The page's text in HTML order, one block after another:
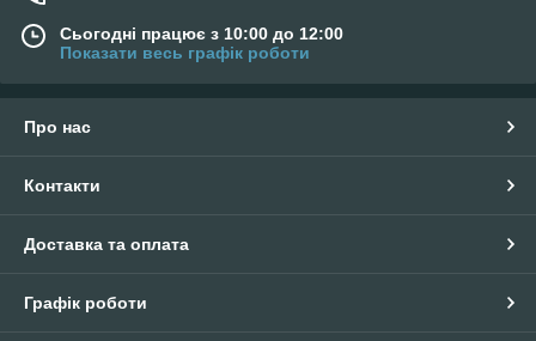
Сьогодні працює з 10:00 до 12:00
Показати весь графік роботи
Про нас
Контакти
Доставка та оплата
Графік роботи